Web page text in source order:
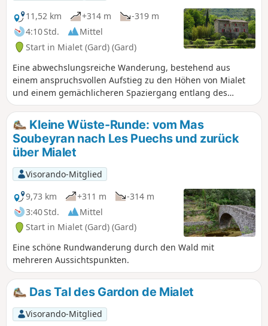
11,52 km
+314 m
-319 m
4:10 Std.
Mittel
Start in Mialet (Gard) (Gard)
Eine abwechslungsreiche Wanderung, bestehend aus
einem anspruchsvollen Aufstieg zu den Höhen von Mialet
und einem gemächlicheren Spaziergang entlang des
Gardon de Mialet. Unterwegs entdecken Sie hochgelegene
Weiler, einen Tempel, einen Dolmen und die berühmte
Camisards-Brücke. Achtung! Mehrere Hinweise deuten
darauf hin, dass der Weg hinter der Pont des Camisards (9)
wegen Steinschlaggefahr bis auf Weiteres gesperrt ist.
Kleine Wüste-Runde: vom Mas
Soubeyran nach Les Puechs und zurück
über Mialet
Visorando-Mitglied
9,73 km
+311 m
-314 m
3:40 Std.
Mittel
Start in Mialet (Gard) (Gard)
Eine schöne Rundwanderung durch den Wald mit
mehreren Aussichtspunkten.
Das Tal des Gardon de Mialet
Visorando-Mitglied